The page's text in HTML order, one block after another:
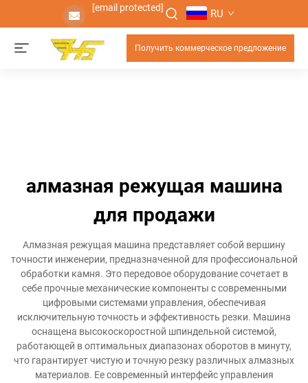
[email protected] RU
Получить коммерческое предложение
алмазная режущая машина
для продажи
Алмазная режущая машина представляет собой вершину
точности инженерии, предназначенной для профессиональной
обработки камня. Это передовое оборудование сочетает в
себе прочные механические компоненты с современными
цифровыми системами управления, обеспечивая
исключительную точность и эффективность резки. Машина
оснащена высокоскоростной шпиндельной системой,
работающей в оптимальных диапазонах оборотов в минуту,
что гарантирует чистую и точную резку различных алмазных
материалов. Ее современный интерфейс управления